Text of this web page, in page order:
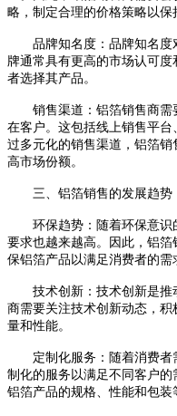
略，制定合理的价格策略以保
品牌知名度：品牌知名度
牌通常具有更高的市场认可
者选择其产品。
销售渠道：铝箔销售商需
在客户。这包括线上销售平
过多元化的销售渠道，铝箔
高市场份额。
三、铝箔销售的发展趋势
环保趋势：随着环保意识
要求也越来越高。因此，铝
保铝箔产品以满足消费者的需
技术创新：技术创新是推
商需要关注技术创新动态，
量和性能。
定制化服务：随着消费者
制化的服务以满足不同客户
铝箔产品的规格、性能和包装